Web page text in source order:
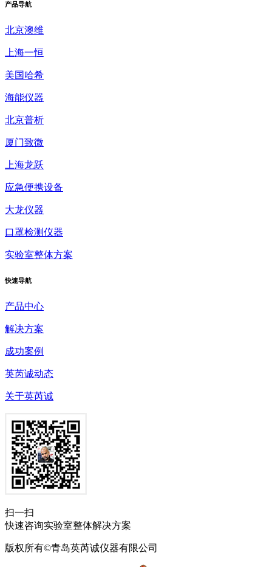
产品导航
北京澳维
上海一恒
美国哈希
海能仪器
北京普析
厦门致微
上海龙跃
应急便携设备
大龙仪器
口罩检测仪器
实验室整体方案
快速导航
产品中心
解决方案
成功案例
英芮诚动态
关于英芮诚
扫一扫
快速咨询实验室整体解决方案
版权所有©青岛英芮诚仪器有限公司